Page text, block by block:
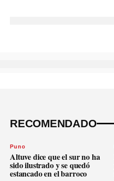
RECOMENDADO
Puno
Altuve dice que el sur no ha
sido ilustrado y se quedó
estancado en el barroco